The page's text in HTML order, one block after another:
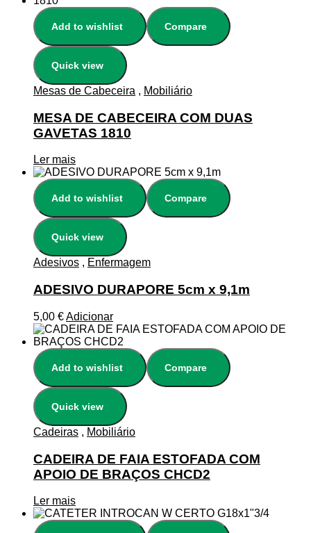
Add to wishlist Compare
Quick view
Mesas de Cabeceira , Mobiliário
MESA DE CABECEIRA COM DUAS
GAVETAS 1810
Ler mais
Add to wishlist Compare
Quick view
Adesivos , Enfermagem
ADESIVO DURAPORE 5cm x 9,1m
5,00 €Adicionar
Add to wishlist Compare
Quick view
Cadeiras , Mobiliário
CADEIRA DE FAIA ESTOFADA COM
APOIO DE BRAÇOS CHCD2
Ler mais